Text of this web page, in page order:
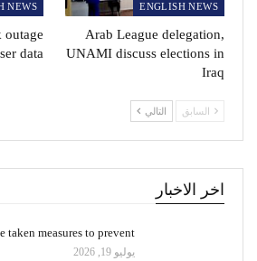
ENGLISH NEWS
Arab League delegation,
UNAMI discuss elections in
Iraq
NEWS
outage
data
السابق التالي
اخر الاخبار
taken measures to prevent…
يوليو 19, 2026